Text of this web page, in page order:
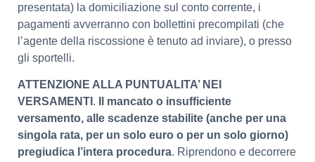
presentata) la domiciliazione sul conto corrente, i
pagamenti avverranno con bollettini precompilati (che
l’agente della riscossione è tenuto ad inviare), o presso
gli sportelli.
ATTENZIONE ALLA PUNTUALITA’ NEI
VERSAMENTI .
Il mancato o insufficiente
versamento, alle scadenze stabilite (anche per una
singola rata, per un solo euro o per un solo giorno)
pregiudica l’intera procedura. Riprendono e decorrere